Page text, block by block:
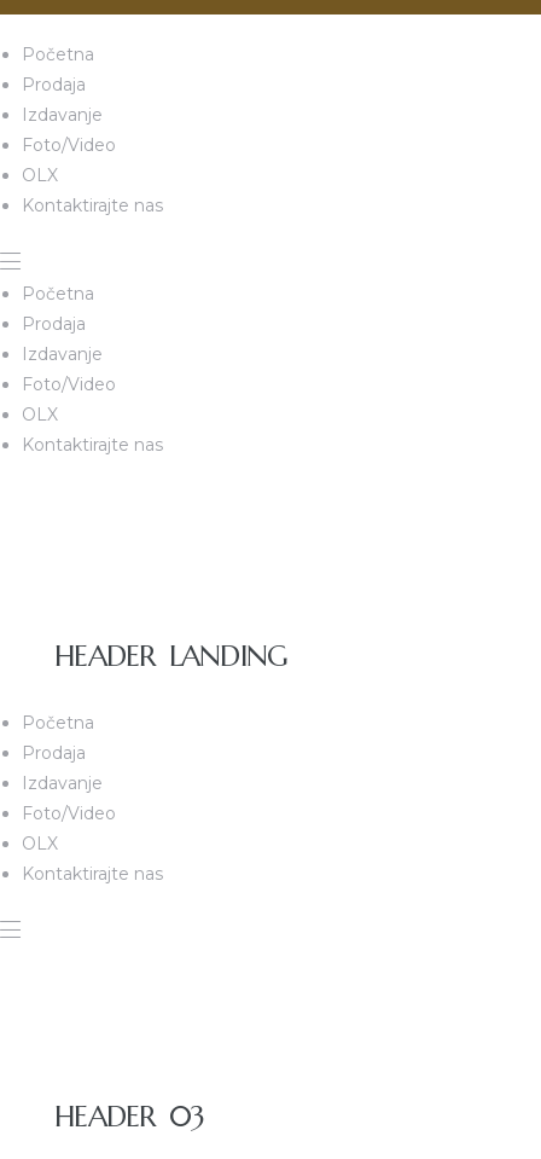
Početna
Prodaja
Izdavanje
Foto/Video
OLX
Kontaktirajte nas
Početna
Prodaja
Izdavanje
Foto/Video
OLX
Kontaktirajte nas
HEADER LANDING
Početna
Prodaja
Izdavanje
Foto/Video
OLX
Kontaktirajte nas
HEADER 03